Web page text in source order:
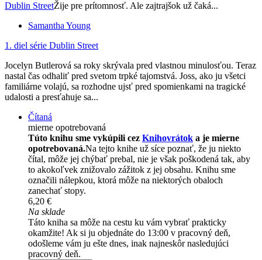
Dublin StreetŽije pre prítomnosť. Ale zajtrajšok už čaká...
Samantha Young
1. diel série Dublin Street
Jocelyn Butlerová sa roky skrývala pred vlastnou minulosťou. Teraz
nastal čas odhaliť pred svetom trpké tajomstvá. Joss, ako ju všetci
familiárne volajú, sa rozhodne ujsť pred spomienkami na tragické
udalosti a presťahuje sa...
Čítaná
mierne opotrebovaná
Túto knihu sme vykúpili cez Knihovrátok a je mierne
opotrebovaná.Na tejto knihe už síce poznať, že ju niekto
čítal, môže jej chýbať prebal, nie je však poškodená tak, aby
to akokoľvek znižovalo zážitok z jej obsahu. Knihu sme
označili nálepkou, ktorá môže na niektorých obaloch
zanechať stopy.
6,20 €
Na sklade
Táto kniha sa môže na cestu ku vám vybrať prakticky
okamžite! Ak si ju objednáte do 13:00 v pracovný deň,
odošleme vám ju ešte dnes, inak najneskôr nasledujúci
pracovný deň.